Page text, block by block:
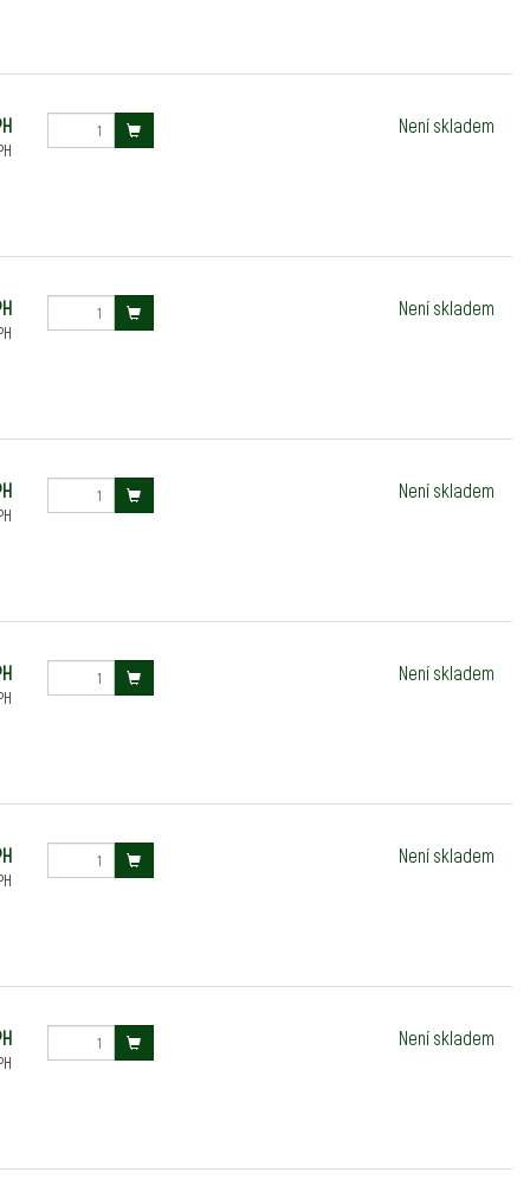
Není skladem
Není skladem
Není skladem
Není skladem
Není skladem
Není skladem